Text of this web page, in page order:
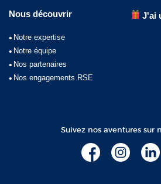
Nous découvrir
Notre expertise
Notre équipe
Nos partenaires
Nos engagements RSE
J'ai
Suivez nos aventures sur